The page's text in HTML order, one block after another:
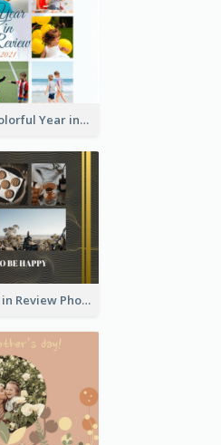
Bright and colorful Year in Review Photo Book
Golden Year in Review Photo Book